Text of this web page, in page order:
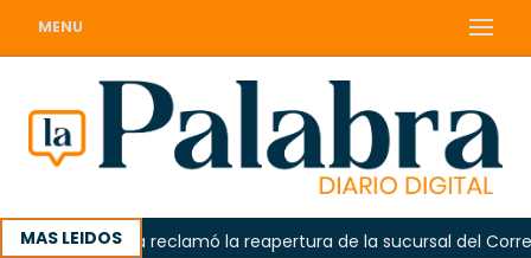
MENU
MAS LEIDOS
Odarda reclamó la reapertura de la sucursal del Correo